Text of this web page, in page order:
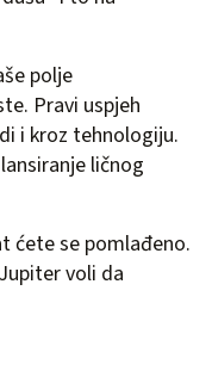
polje
Pravi uspjeh
i kroz tehnologiju.
ličnog
ćete se pomlađeno.
voli da